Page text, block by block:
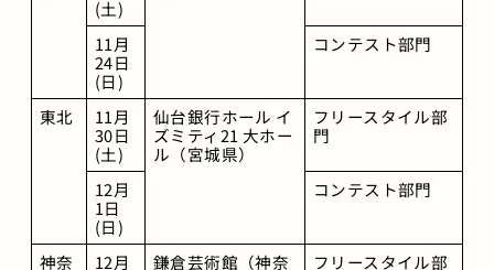
(土)
11月
24日
(日)
コンテスト部門
東北
11月
30日
(土)
仙台銀行ホール イ
ズミティ21 大ホー
ル（宮城県）
フリースタイル部
門
12月
1日
(日)
コンテスト部門
神奈
12月
鎌倉芸術館（神奈
フリースタイル部